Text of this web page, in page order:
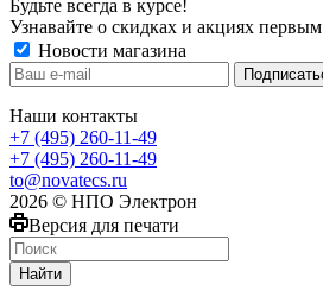
Будьте всегда в курсе!
Узнавайте о скидках и акциях первым
Новости магазина
Наши контакты
+7 (495) 260-11-49
+7 (495) 260-11-49
to@novatecs.ru
2026 © НПО Электрон
Версия для печати
Найти